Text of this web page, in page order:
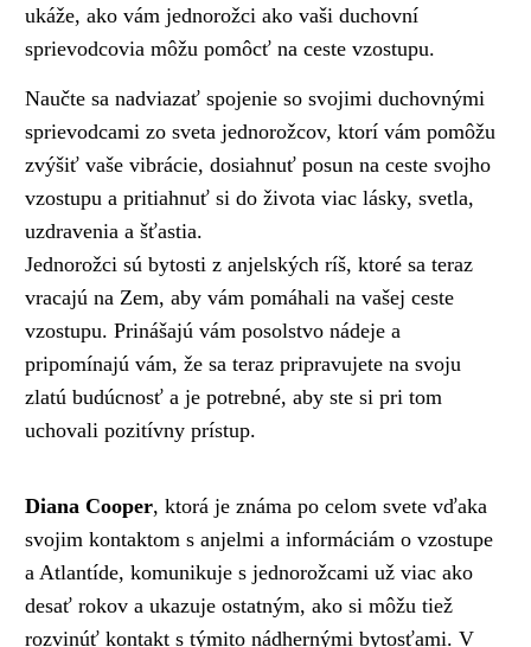
ukáže, ako vám jednorožci ako vaši duchovní
sprievodcovia môžu pomôcť na ceste vzostupu.
Naučte sa nadviazať spojenie so svojimi duchovnými
sprievodcami zo sveta jednorožcov, ktorí vám pomôžu
zvýšiť vaše vibrácie, dosiahnuť posun na ceste svojho
vzostupu a pritiahnuť si do života viac lásky, svetla,
uzdravenia a šťastia.
Jednorožci sú bytosti z anjelských ríš, ktoré sa teraz
vracajú na Zem, aby vám pomáhali na vašej ceste
vzostupu. Prinášajú vám posolstvo nádeje a
pripomínajú vám, že sa teraz pripravujete na svoju
zlatú budúcnosť a je potrebné, aby ste si pri tom
uchovali pozitívny prístup.
Diana Cooper, ktorá je známa po celom svete vďaka
svojim kontaktom s anjelmi a informáciám o vzostupe
a Atlantíde, komunikuje s jednorožcami už viac ako
desať rokov a ukazuje ostatným, ako si môžu tiež
rozvinúť kontakt s týmito nádhernými bytosťami. V